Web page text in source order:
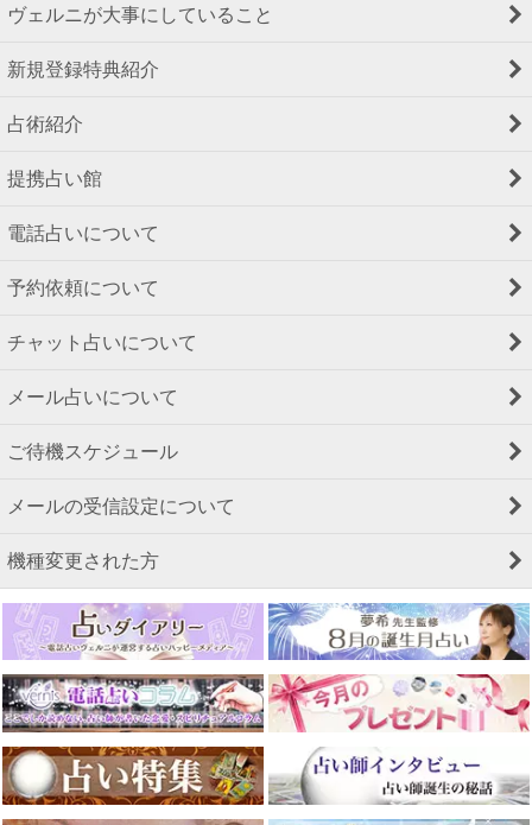
ヴェルニが大事にしていること
新規登録特典紹介
占術紹介
提携占い館
電話占いについて
予約依頼について
チャット占いについて
メール占いについて
ご待機スケジュール
メールの受信設定について
機種変更された方